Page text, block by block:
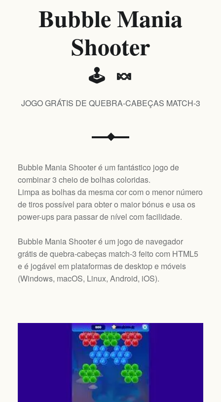
Bubble Mania
Shooter
🕹️ 🍬
JOGO GRÁTIS DE QUEBRA-CABEÇAS MATCH-3
Bubble Mania Shooter é um fantástico jogo de
combinar 3 cheio de bolhas coloridas.
Limpa as bolhas da mesma cor com o menor número
de tiros possível para obter o maior bónus e usa os
power-ups para passar de nível com facilidade.
Bubble Mania Shooter é um jogo de navegador
grátis de quebra-cabeças match-3 feito com HTML5
e é jogável em plataformas de desktop e móveis
(Windows, macOS, Linux, Android, iOS).